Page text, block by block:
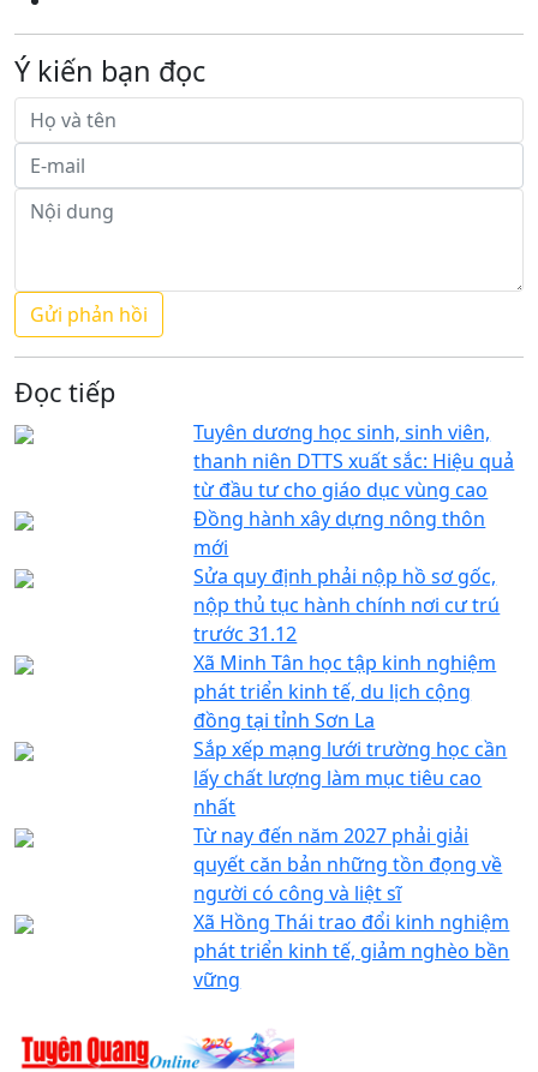
Ý kiến bạn đọc
Đọc tiếp
Tuyên dương học sinh, sinh viên,
thanh niên DTTS xuất sắc: Hiệu quả
từ đầu tư cho giáo dục vùng cao
Đồng hành xây dựng nông thôn
mới
Sửa quy định phải nộp hồ sơ gốc,
nộp thủ tục hành chính nơi cư trú
trước 31.12
Xã Minh Tân học tập kinh nghiệm
phát triển kinh tế, du lịch cộng
đồng tại tỉnh Sơn La
Sắp xếp mạng lưới trường học cần
lấy chất lượng làm mục tiêu cao
nhất
Từ nay đến năm 2027 phải giải
quyết căn bản những tồn đọng về
người có công và liệt sĩ
Xã Hồng Thái trao đổi kinh nghiệm
phát triển kinh tế, giảm nghèo bền
vững